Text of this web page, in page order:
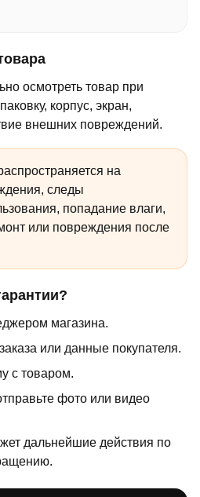
осмотреть товар при
корпус, экран,
внешних повреждений.
на
следы
попадание влаги,
или повреждения после
магазина.
или данные покупателя.
с товаром.
фото или видео
дальнейшие действия по